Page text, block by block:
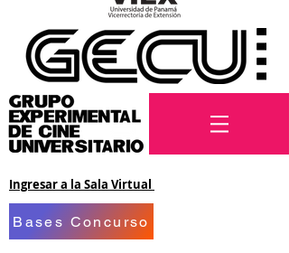
Ingresar a la Sala Virtual
Bases Concurso